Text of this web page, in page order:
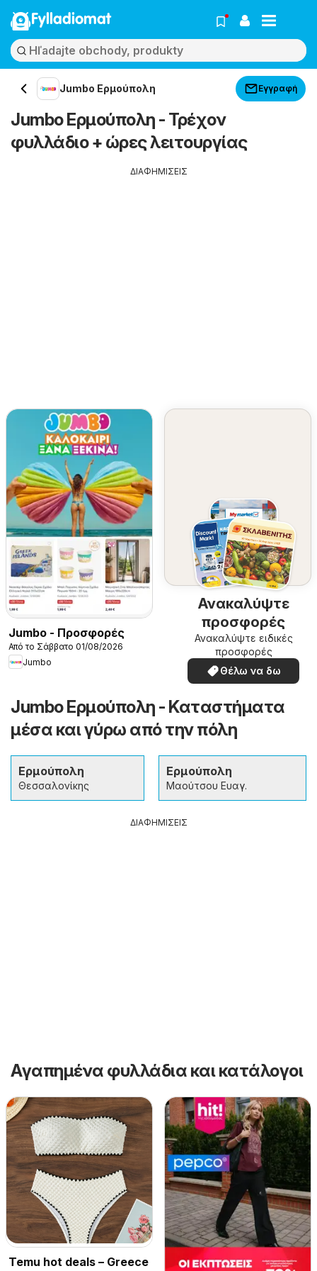
Fylladiomat
Jumbo Ερμούπολη Εγγραφή
Jumbo Ερμούπολη - Τρέχον
φυλλάδιο + ώρες λειτουργίας
ΔΙΑΦΗΜΙΣΕΙΣ
Jumbo - Προσφορές
Από το Σάββατο 01/08/2026
Jumbo
Ανακαλύψτε
προσφορές
Ανακαλύψτε ειδικές
προσφορές
Θέλω να δω
Jumbo Ερμούπολη - Καταστήματα
μέσα και γύρω από την πόλη
Ερμούπολη
Θεσσαλονίκης
Ερμούπολη
Μαούτσου Ευαγ.
ΔΙΑΦΗΜΙΣΕΙΣ
Αγαπημένα φυλλάδια και κατάλογοι
Temu hot deals – Greece